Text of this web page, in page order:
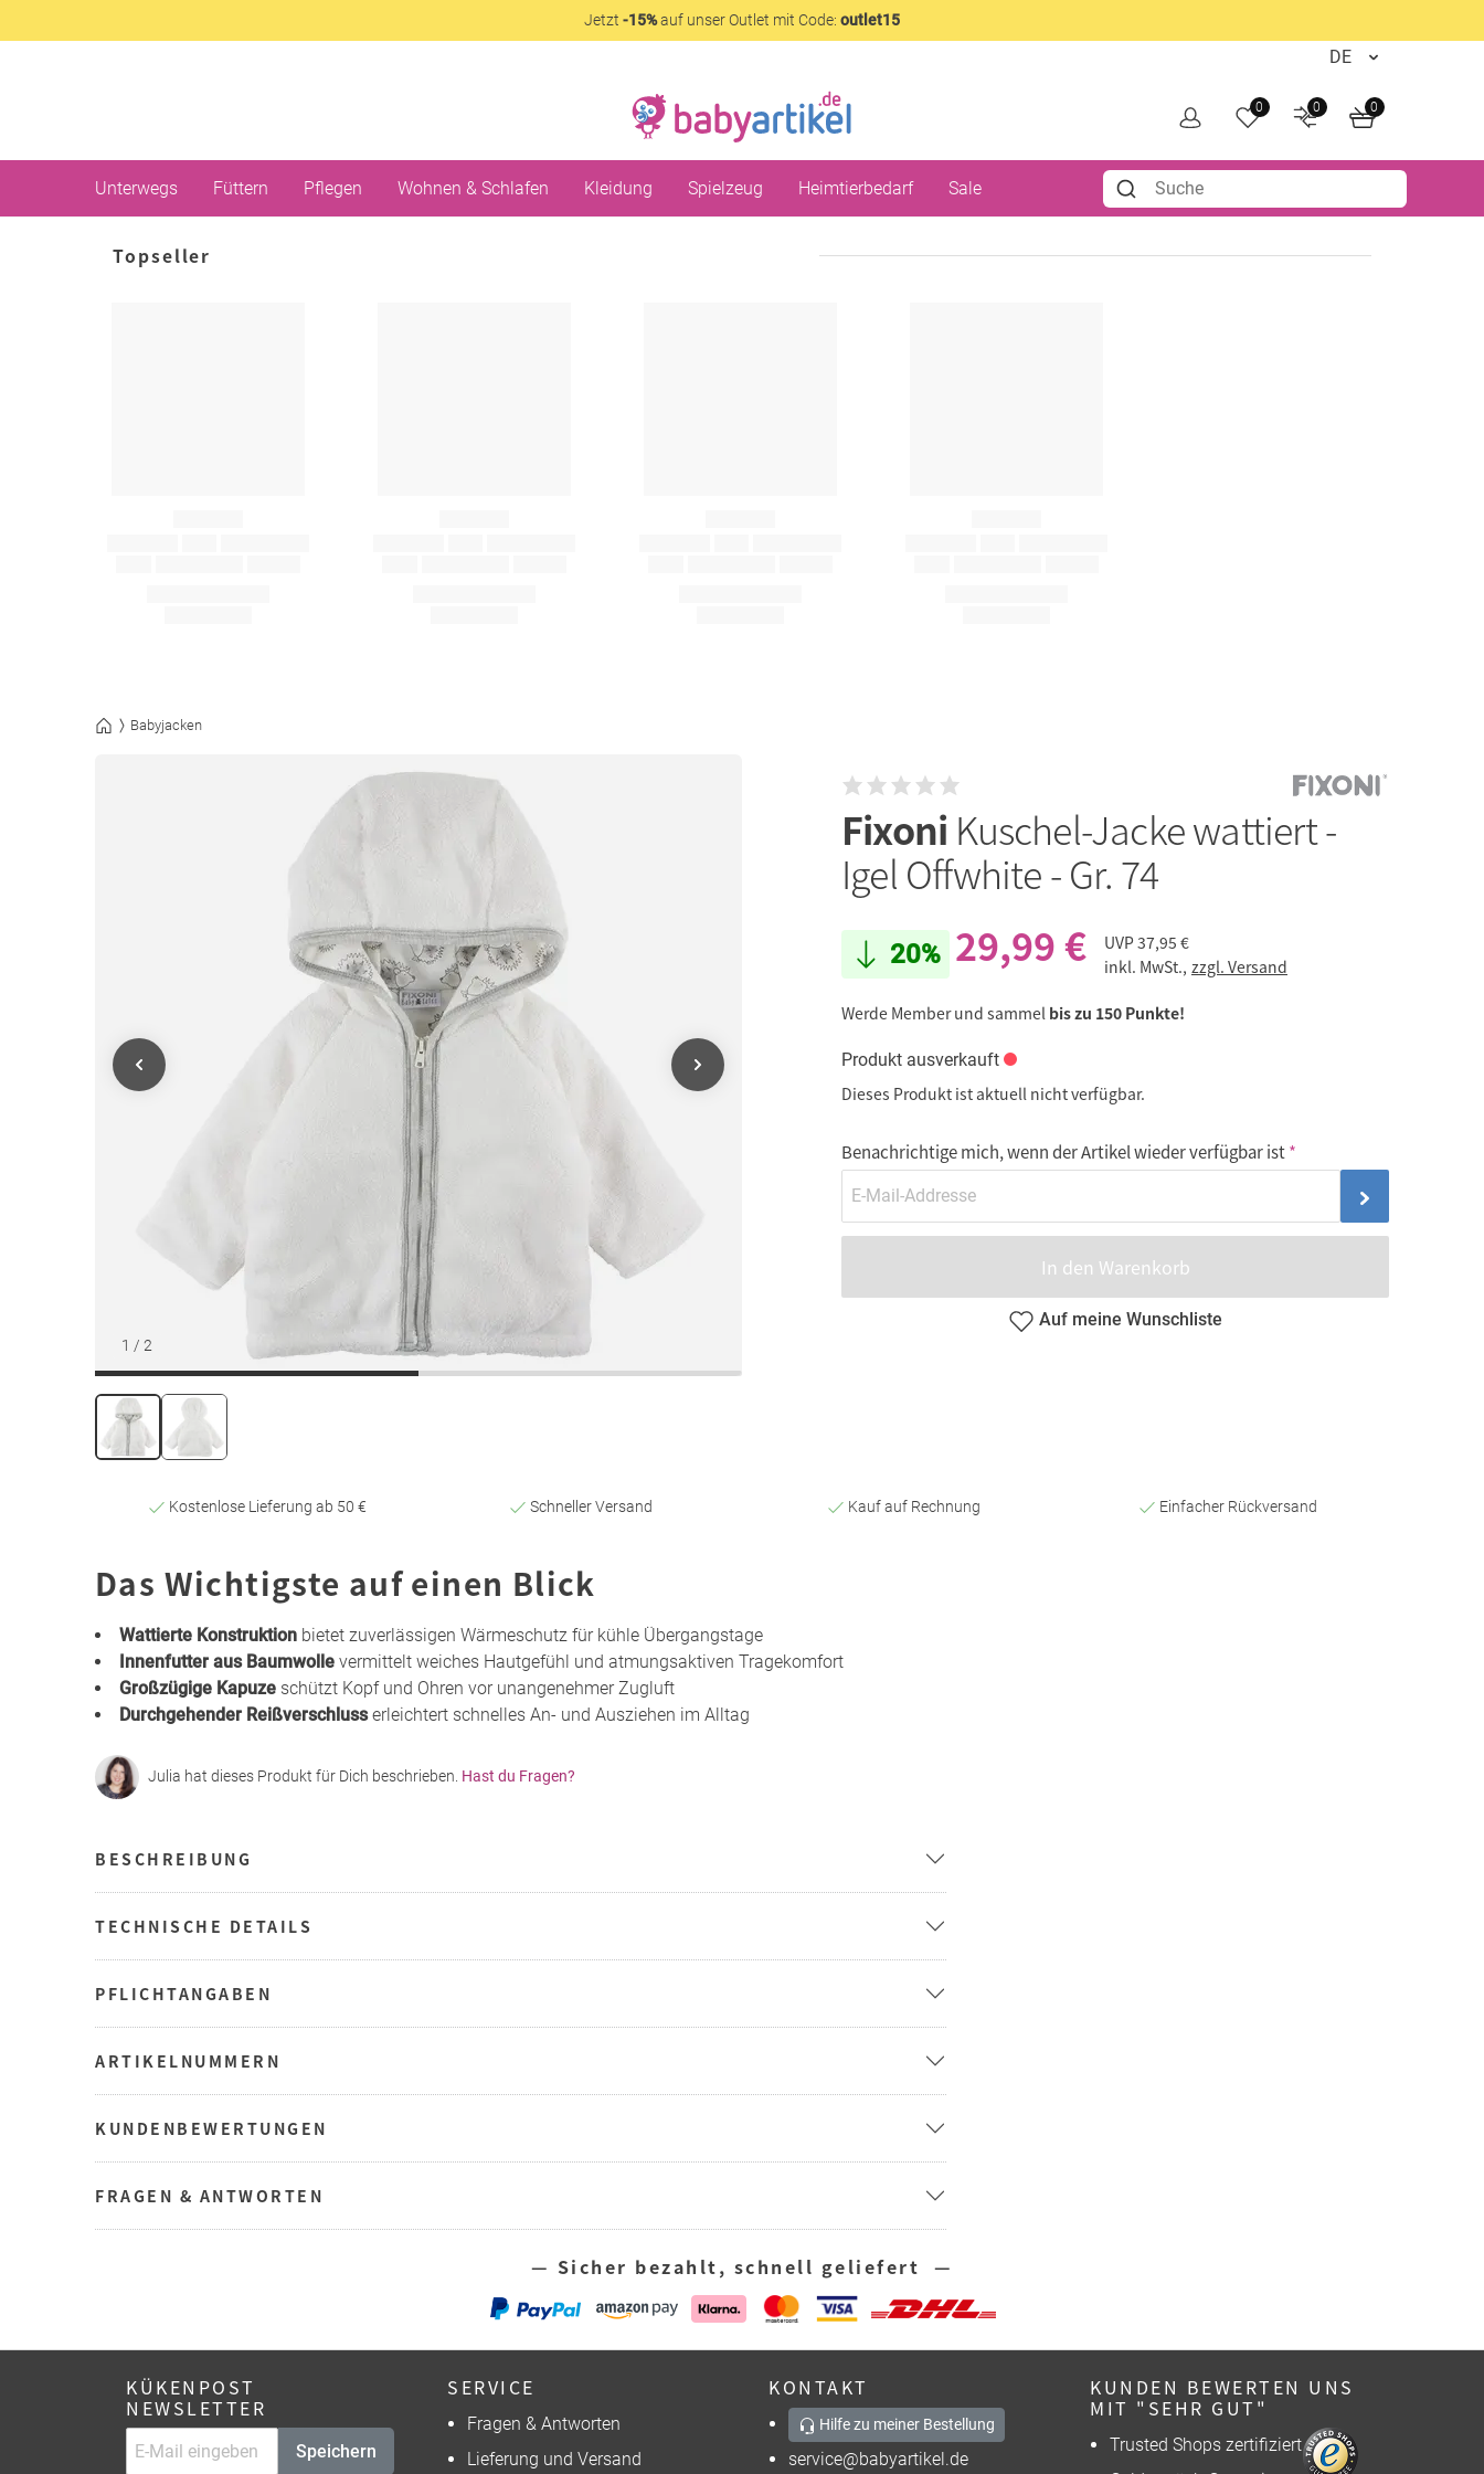
Jetzt -15%auf unser Outlet mit Code: outlet15
0 0 0
Unterwegs Füttern Pflegen Wohnen & Schlafen Kleidung Spielzeug Heimtierbedarf Sale
Topseller
Babyjacken
1 / 2
Fixoni Kuschel-Jacke wattiert -
Igel Offwhite - Gr. 74
20% 29,99 € UVP37,95 €
inkl. MwSt., zzgl. Versand
Werde Member und sammel bis zu 150 Punkte!
Produkt ausverkauft
Dieses Produkt ist aktuell nicht verfügbar.
Benachrichtige mich, wenn der Artikel wieder verfügbar ist
In den Warenkorb
Auf meine Wunschliste
Kostenlose Lieferung ab 50 € Schneller Versand Kauf auf Rechnung Einfacher Rückversand
Das Wichtigste auf einen Blick
Wattierte Konstruktion bietet zuverlässigen Wärmeschutz für kühle Übergangstage
Innenfutter aus Baumwolle vermittelt weiches Hautgefühl und atmungsaktiven Tragekomfort
Großzügige Kapuze schützt Kopf und Ohren vor unangenehmer Zugluft
Durchgehender Reißverschlusserleichtert schnelles An- und Ausziehen im Alltag
Julia hat dieses Produkt für Dich beschrieben. Hast du Fragen?
BESCHREIBUNG
TECHNISCHE DETAILS
PFLICHTANGABEN
ARTIKELNUMMERN
KUNDENBEWERTUNGEN
FRAGEN & ANTWORTEN
— Sicher bezahlt, schnell geliefert —
KÜKENPOST
NEWSLETTER
Speichern
SERVICE
Fragen & Antworten
Lieferung und Versand
KONTAKT
Hilfe zu meiner Bestellung
service@babyartikel.de
KUNDEN BEWERTEN UNS
MIT "SEHR GUT"
Trusted Shops zertifiziert